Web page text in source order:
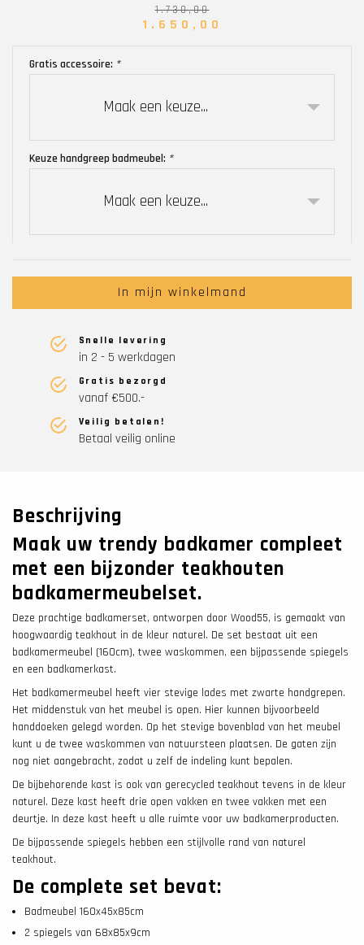
1.730,00
1.650,00
Gratis accessoire: *
Maak een keuze...
Keuze handgreep badmeubel: *
Maak een keuze...
In mijn winkelmand
Snelle levering
in 2 - 5 werkdagen
Gratis bezorgd
vanaf €500.-
Veilig betalen!
Betaal veilig online
Beschrijving
Maak uw trendy badkamer compleet
met een bijzonder teakhouten
badkamermeubelset.
Deze prachtige badkamerset, ontworpen door Wood55, is gemaakt van
hoogwaardig teakhout in de kleur naturel. De set bestaat uit een
badkamermeubel (160cm), twee waskommen, een bijpassende spiegels
en een badkamerkast.
Het badkamermeubel heeft vier stevige lades met zwarte handgrepen.
Het middenstuk van het meubel is open. Hier kunnen bijvoorbeeld
handdoeken gelegd worden. Op het stevige bovenblad van het meubel
kunt u de twee waskommen van natuursteen plaatsen. De gaten zijn
nog niet aangebracht, zodat u zelf de indeling kunt bepalen.
De bijbehorende kast is ook van gerecycled teakhout tevens in de kleur
naturel. Deze kast heeft drie open vakken en twee vakken met een
deurtje. In deze kast heeft u alle ruimte voor uw badkamerproducten.
De bijpassende spiegels hebben een stijlvolle rand van naturel
teakhout.
De complete set bevat:
Badmeubel 160x45x85cm
2 spiegels van 68x85x9cm